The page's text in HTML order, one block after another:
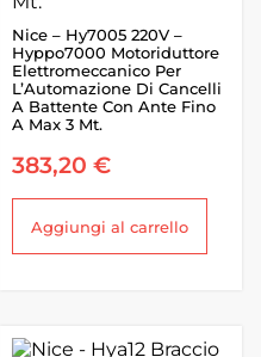
Nice – Hy7005 220V –
Hyppo7000 Motoriduttore
Elettromeccanico Per
L’Automazione Di Cancelli
A Battente Con Ante Fino
A Max 3 Mt.
383,20 €
Aggiungi al carrello